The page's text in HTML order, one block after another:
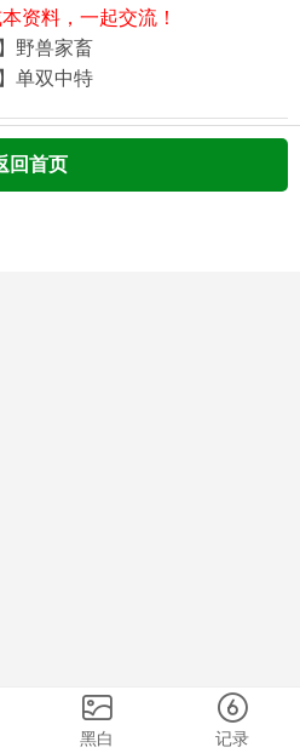
资料，一起交流！
野兽家畜
单双中特
回首页
黑白 记录